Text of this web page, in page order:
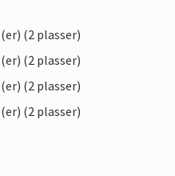
(2 plasser)
(2 plasser)
(2 plasser)
(2 plasser)